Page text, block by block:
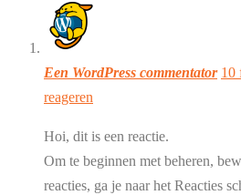
Een WordPress commentator 10
reageren
Hoi, dit is een reactie.
Om te beginnen met beheren,
reacties, ga je naar het Reacties